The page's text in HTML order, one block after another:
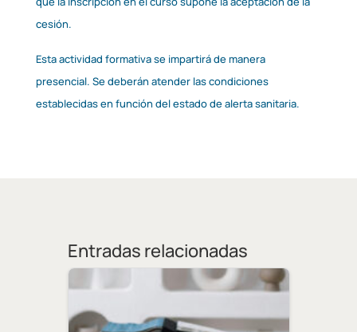
cesión.
Esta actividad formativa se impartirá de manera
presencial. Se deberán atender las condiciones
establecidas en función del estado de alerta sanitaria.
Entradas relacionadas